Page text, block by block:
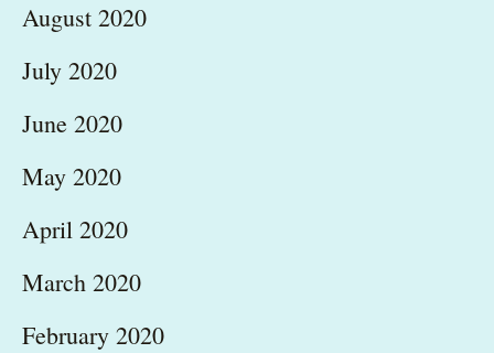
August 2020
July 2020
June 2020
May 2020
April 2020
March 2020
February 2020